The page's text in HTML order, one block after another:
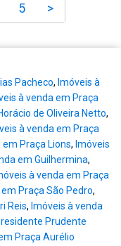
5 >
Pacheco, Imóveis à
à venda em Praça
de Oliveira Netto,
à venda em Praça
em Praça Lions, Imóveis
em Guilhermina,
à venda em Praça
Praça São Pedro,
Reis, Imóveis à venda
Prudente
Praça Aurélio